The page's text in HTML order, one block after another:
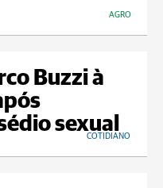
AGRO
Buzzi à
sexual
COTIDIANO